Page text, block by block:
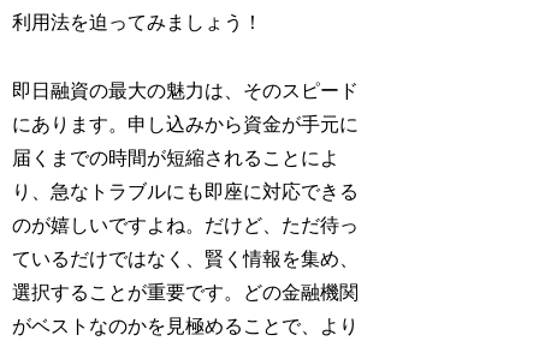
利用法を迫ってみましょう！
即日融資の最大の魅力は、そのスピード
にあります。申し込みから資金が手元に
届くまでの時間が短縮されることによ
り、急なトラブルにも即座に対応できる
のが嬉しいですよね。だけど、ただ待っ
ているだけではなく、賢く情報を集め、
選択することが重要です。どの金融機関
がベストなのかを見極めることで、より